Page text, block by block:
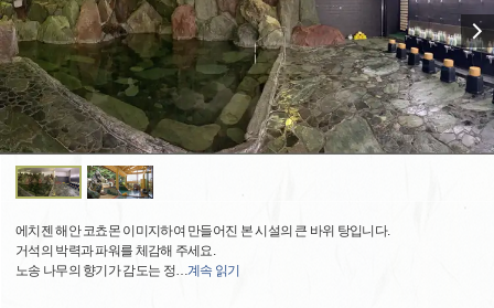
에치젠 해안 코쵸몬 이미지하여 만들어진 본 시설의 큰 바위 탕입니다.
거석의 박력과 파워를 체감해 주세요.
노송 나무의 향기가 감도는 정…계속 읽기